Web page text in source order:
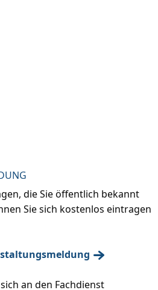
die Sie öffentlich bekannt
Sie sich kostenlos eintragen
an den Fachdienst